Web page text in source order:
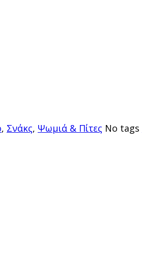
, Σνάκς, Ψωμιά & Πίτες No tags